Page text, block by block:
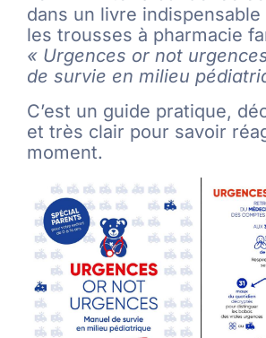
dans un livre
les trousses à pharmacie
« Urgences or not
de survie en milieu
C’est un guide pratique,
et très clair pour savoir
moment.